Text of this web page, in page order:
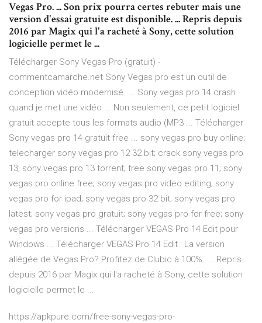
Vegas Pro. ... Son prix pourra certes rebuter mais une
version d'essai gratuite est disponible. ... Repris depuis
2016 par Magix qui l'a racheté à Sony, cette solution
logicielle permet le ...
Télécharger Sony Vegas Pro (gratuit) -
commentcamarche.net Sony Vegas pro est un outil de
conception vidéo modernisé. ... Sony vegas pro 14 crash
quand je met une vidéo ... Non seulement, ce petit logiciel
gratuit accepte tous les formats audio (MP3 ... Télécharger
Sony vegas pro 14 gratuit free ... sony vegas pro buy online;
telecharger sony vegas pro 12 32 bit; crack sony vegas pro
13; sony vegas pro 13 torrent; free sony vegas pro 11; sony
vegas pro online free; sony vegas pro video editing; sony
vegas pro for ipad; sony vegas pro 32 bit; sony vegas pro
latest; sony vegas pro gratuit; sony vegas pro for free; sony
vegas pro versions ... Télécharger VEGAS Pro 14 Edit pour
Windows ... Télécharger VEGAS Pro 14 Edit : La version
allégée de Vegas Pro? Profitez de Clubic à 100%. ... Repris
depuis 2016 par Magix qui l'a racheté à Sony, cette solution
logicielle permet le ...
https://apkpure.com/free-sony-vegas-pro-